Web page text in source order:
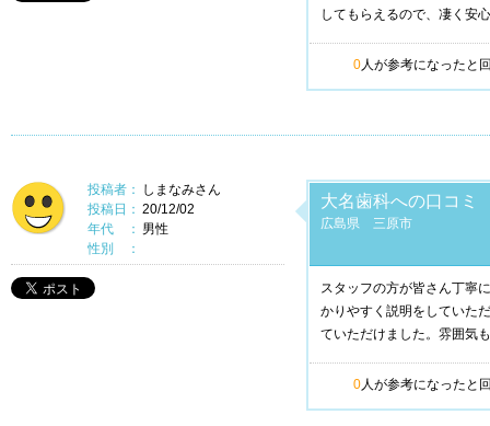
してもらえるので、凄く安
0人が参考になったと
投稿者：
しまなみさん
投稿日： 20/12/02
年代 ：
性別 ：
男性
大名歯科への口コミ
広島県 三原市
スタッフの方が皆さん丁寧
かりやすく説明をしていた
ていただけました。雰囲気
0人が参考になったと